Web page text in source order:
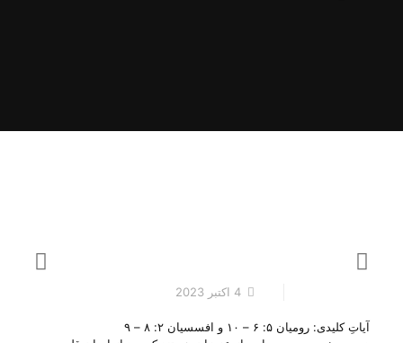
4 اکتبر 2023
آیاتِ کلیدی: رومیان ۵: ۶ – ۱۰ و افسسیان ۲: ۸ – ۹